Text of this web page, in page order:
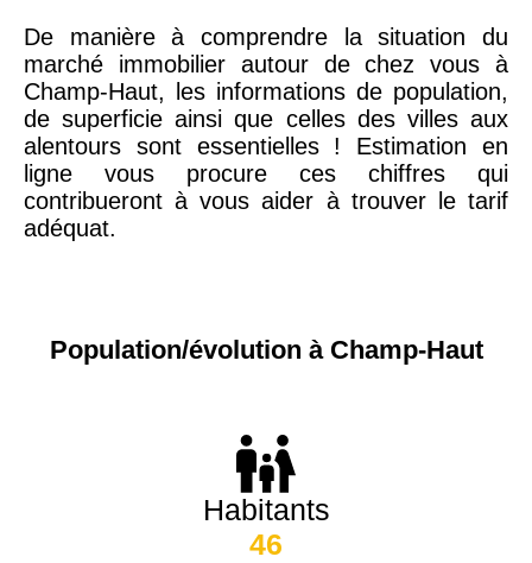
De manière à comprendre la situation du
marché immobilier autour de chez vous à
Champ-Haut, les informations de population,
de superficie ainsi que celles des villes aux
alentours sont essentielles ! Estimation en
ligne vous procure ces chiffres qui
contribueront à vous aider à trouver le tarif
adéquat.
Population/évolution à Champ-Haut
Habitants
46